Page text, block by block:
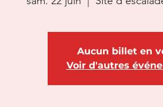
Aucun billet en
Voir d'autres